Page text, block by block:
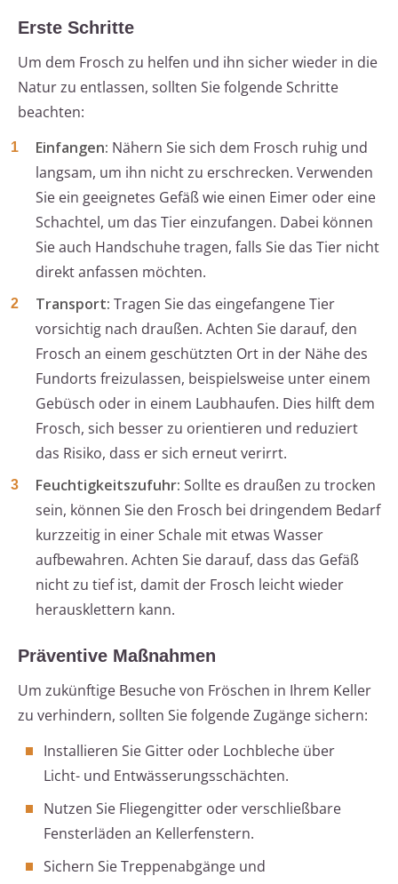
Erste Schritte
Um dem Frosch zu helfen und ihn sicher wieder in die
Natur zu entlassen, sollten Sie folgende Schritte
beachten:
Einfangen: Nähern Sie sich dem Frosch ruhig und
langsam, um ihn nicht zu erschrecken. Verwenden
Sie ein geeignetes Gefäß wie einen Eimer oder eine
Schachtel, um das Tier einzufangen. Dabei können
Sie auch Handschuhe tragen, falls Sie das Tier nicht
direkt anfassen möchten.
Transport: Tragen Sie das eingefangene Tier
vorsichtig nach draußen. Achten Sie darauf, den
Frosch an einem geschützten Ort in der Nähe des
Fundorts freizulassen, beispielsweise unter einem
Gebüsch oder in einem Laubhaufen. Dies hilft dem
Frosch, sich besser zu orientieren und reduziert
das Risiko, dass er sich erneut verirrt.
Feuchtigkeitszufuhr: Sollte es draußen zu trocken
sein, können Sie den Frosch bei dringendem Bedarf
kurzzeitig in einer Schale mit etwas Wasser
aufbewahren. Achten Sie darauf, dass das Gefäß
nicht zu tief ist, damit der Frosch leicht wieder
herausklettern kann.
Präventive Maßnahmen
Um zukünftige Besuche von Fröschen in Ihrem Keller
zu verhindern, sollten Sie folgende Zugänge sichern:
Installieren Sie Gitter oder Lochbleche über
Licht- und Entwässerungsschächten.
Nutzen Sie Fliegengitter oder verschließbare
Fensterläden an Kellerfenstern.
Sichern Sie Treppenabgänge und